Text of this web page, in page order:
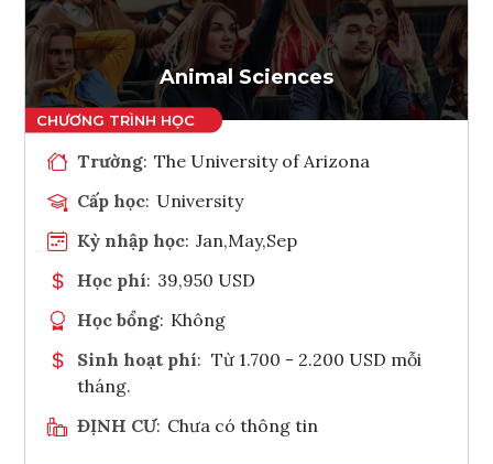
Tham vấn Interlink
Animal Sciences
Trường: The University of Arizona
Cấp học: University
Kỳ nhập học: Jan,May,Sep
Học phí: 39,950 USD
Học bổng: Không
Sinh hoạt phí: Từ 1.700 - 2.200 USD mỗi
tháng.
ĐỊNH CƯ: Chưa có thông tin